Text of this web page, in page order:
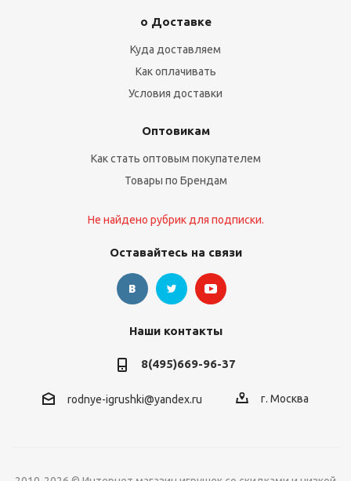
о Доставке
Куда доставляем
Как оплачивать
Условия доставки
Оптовикам
Как стать оптовым покупателем
Товары по Брендам
Не найдено рубрик для подписки.
Оставайтесь на связи
Наши контакты
8(495)669-96-37
rodnye-igrushki@yandex.ru г. Москва